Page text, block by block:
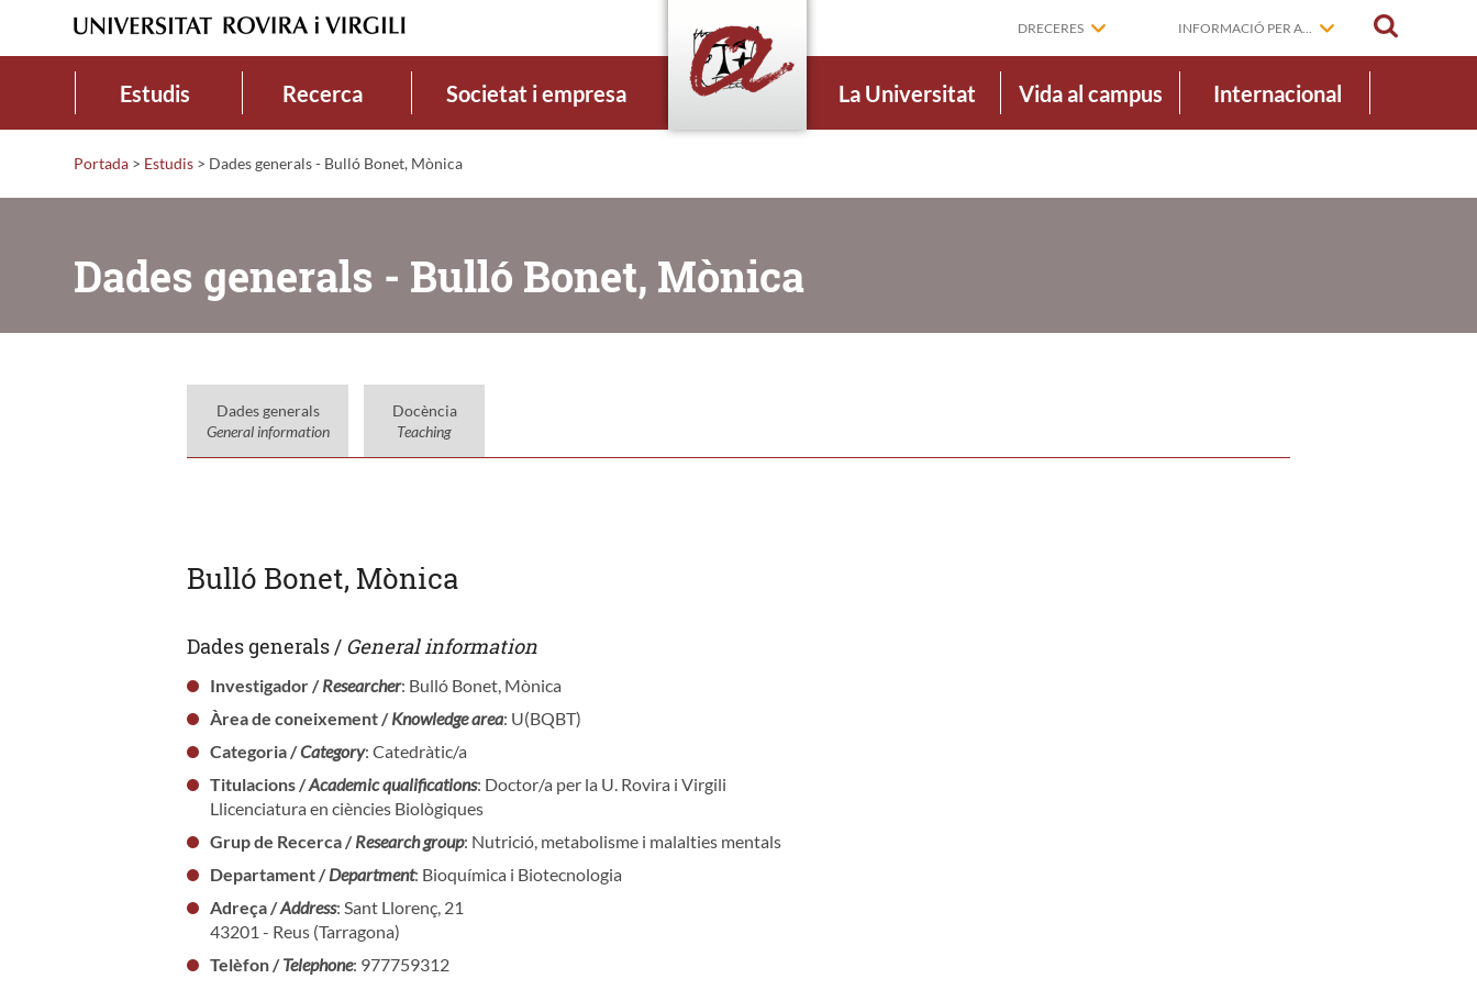
DRECERES INFORMACIÓ PER A...
Estudis Recerca Societat i empresa La Universitat Vida al campus Internacional
Portada > Estudis > Dades generals - Bulló Bonet, Mònica
Dades generals - Bulló Bonet, Mònica
Dades generals
General information
Docència
Teaching
Bulló Bonet, Mònica
Dades generals / General information
Investigador /Researcher: Bulló Bonet, Mònica
Àrea de coneixement /Knowledge area: U(BQBT)
Categoria /Category: Catedràtic/a
Titulacions /Academic qualifications: Doctor/a per la U. Rovira i Virgili
Llicenciatura en ciències Biològiques
Grup de Recerca /Research group: Nutrició, metabolisme i malalties mentals
Departament /Department: Bioquímica i Biotecnologia
Adreça /Address: Sant Llorenç, 21
43201 - Reus (Tarragona)
Telèfon /Telephone: 977759312